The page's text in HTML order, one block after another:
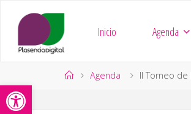
Abrir barra de
contenido
Inicio Agenda
PáginaAgenda II Torneo de